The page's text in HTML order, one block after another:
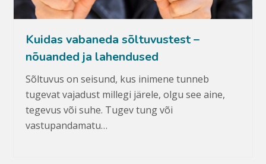
Kuidas vabaneda sõltuvustest –
nõuanded ja lahendused
Sõltuvus on seisund, kus inimene tunneb
tugevat vajadust millegi järele, olgu see aine,
tegevus või suhe. Tugev tung või
vastupandamatu…